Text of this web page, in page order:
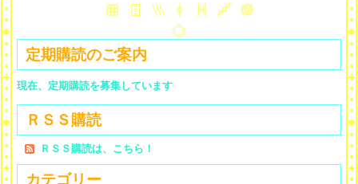
定期購読のご案内
現在、定期購読を募集しています
ＲＳＳ購読
ＲＳＳ購読は、こちら！
カテゴリー